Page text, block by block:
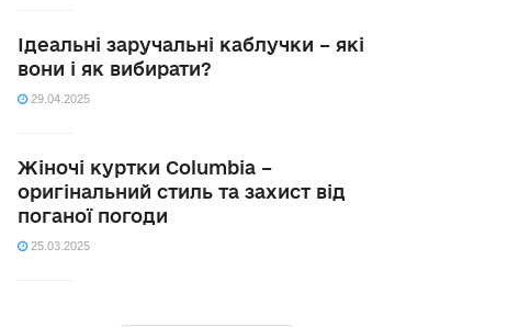
Ідеальні заручальні каблучки – які
вони і як вибирати?
29.04.2025
Жіночі куртки Columbia –
оригінальний стиль та захист від
поганої погоди
25.03.2025